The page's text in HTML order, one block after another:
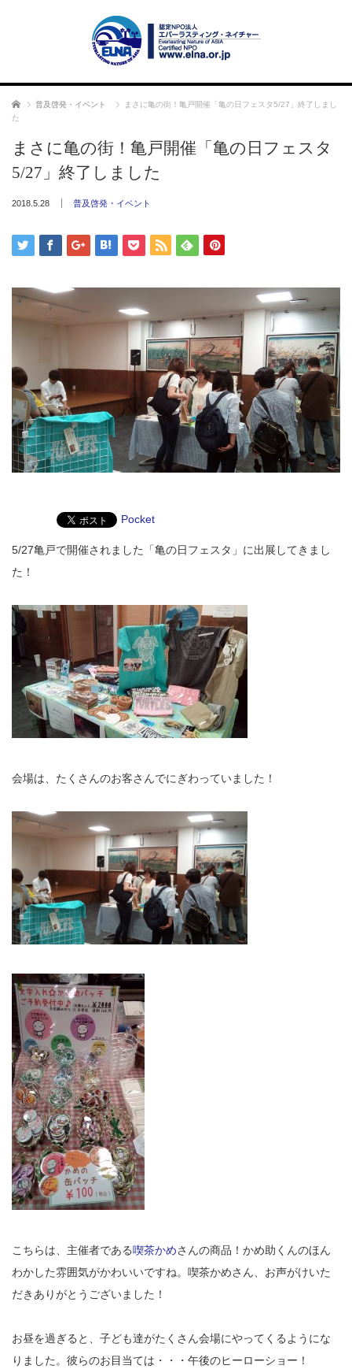
ホーム 普及啓発・イベント
まさに亀の街！亀戸開催「亀の日フェスタ5/27」終了しまし
た
まさに亀の街！亀戸開催「亀の日フェスタ
5/27」終了しました
2018.5.28 普及啓発・イベント
Pocket
5/27亀戸で開催されました「亀の日フェスタ」に出展してきまし
た！
会場は、たくさんのお客さんでにぎわっていました！
こちらは、主催者である喫茶かめさんの商品！かめ助くんのほん
わかした雰囲気がかわいいですね。喫茶かめさん、お声がけいた
だきありがとうございました！
お昼を過ぎると、子ども達がたくさん会場にやってくるようにな
りました。彼らのお目当ては・・・午後のヒーローショー！